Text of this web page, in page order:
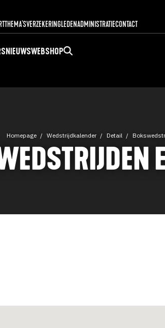
THEMA'SVERZEKERINGLEDENADMINISTRATIECONTACT
NIEUWSWEBSHOP
Homepage Wedstrijdkalender Detail